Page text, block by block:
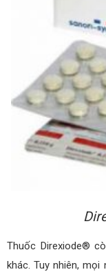
Thuốc Direxiode®
khác. Tuy nhiên,